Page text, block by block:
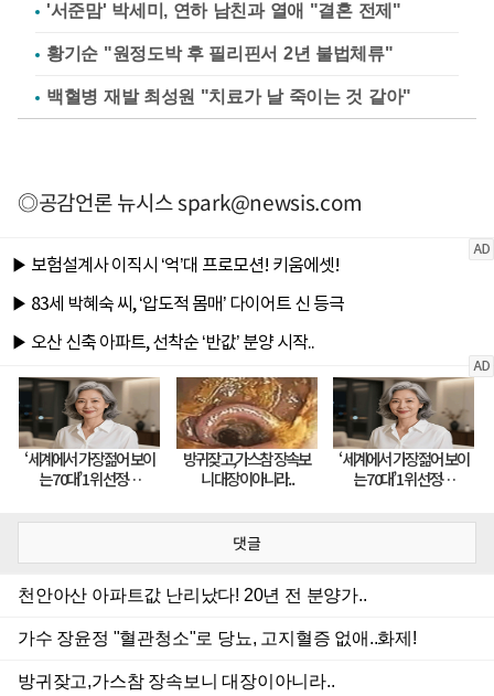
'서준맘' 박세미, 연하 남친과 열애 "결혼 전제"
황기순 "원정도박 후 필리핀서 2년 불법체류"
백혈병 재발 최성원 "치료가 날 죽이는 것 같아"
◎공감언론 뉴시스spark@newsis.com
댓글